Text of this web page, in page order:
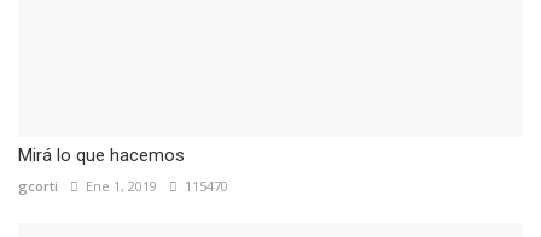
Mirá lo que hacemos
gcorti Ene 1, 2019 115470